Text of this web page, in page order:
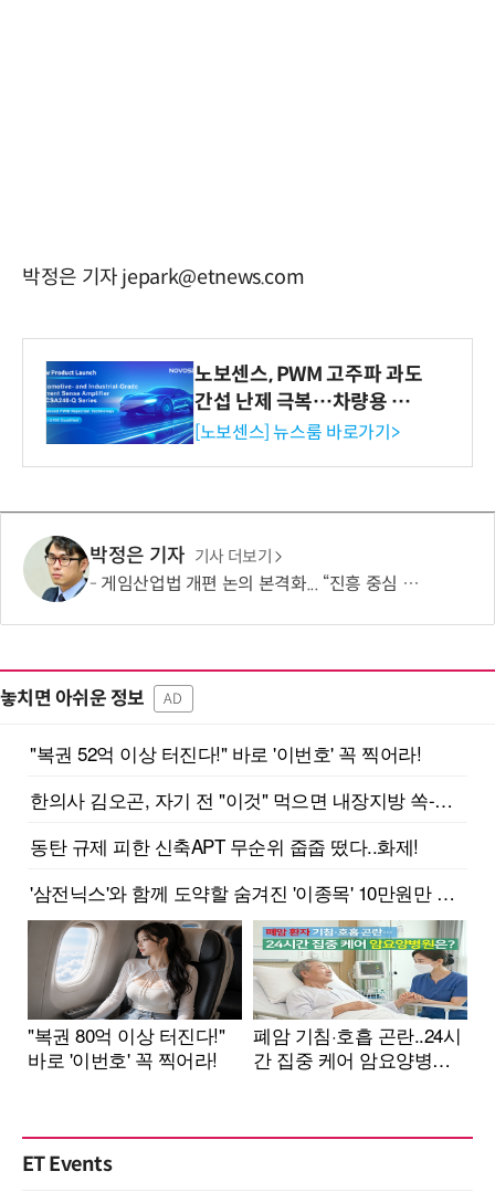
박정은 기자 jepark@etnews.com
노보센스, PWM 고주파 과도
간섭 난제 극복…차량용 전
류 감지 증폭기
[노보센스] 뉴스룸 바로가기>
박정은 기자 기사 더보기
게임산업법 개편 논의 본격화... “진흥 중심 전환 속 세부 보완 필요”
놓치면 아쉬운 정보 AD
ET Events